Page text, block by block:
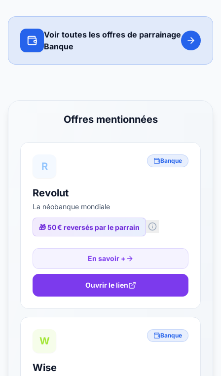
Voir toutes les offres de parrainage
Banque
Offres mentionnées
R Banque
Revolut
La néobanque mondiale
🎁50 € reversés par le parrain
En savoir +
Ouvrir le lien
W Banque
Wise